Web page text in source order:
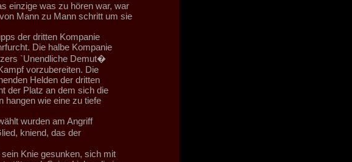
einzige was zu hören war, war
Mann zu Mann schritt um sie
der dritten Kompanie
Die halbe Kompanie
`Unendliche Demut�
vorzubereiten. Die
Helden der dritten
der Platz an dem sich die
hangen wie eine zu tiefe
wurden am Angriff
kniend, das der
Knie gesunken, sich mit